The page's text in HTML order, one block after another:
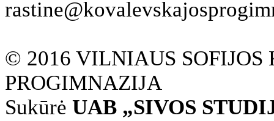
© 2016 VILNIAUS SOFIJOS
PROGIMNAZIJA
Sukūrė UAB „SIVOS